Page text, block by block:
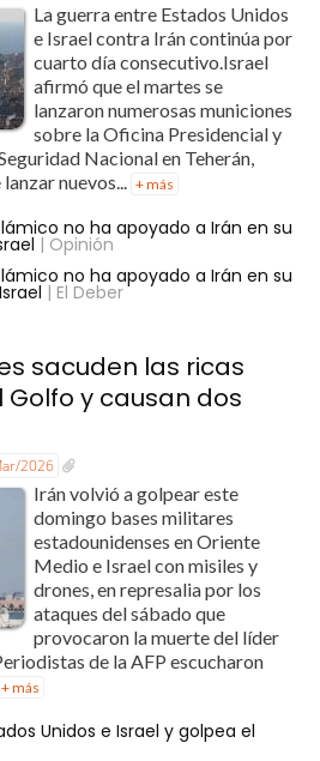
La guerra entre Estados Unidos
e Israel contra Irán continúa por
cuarto día consecutivo.Israel
afirmó que el martes se
lanzaron numerosas municiones
sobre la Oficina Presidencial y
Nacional en Teherán,
nuevos...
+ más
no ha apoyado a Irán en su
| Opinión
no ha apoyado a Irán en su
| El Deber
sacuden las ricas
y causan dos
2026
Irán volvió a golpear este
domingo bases militares
estadounidenses en Oriente
Medio e Israel con misiles y
drones, en represalia por los
ataques del sábado que
provocaron la muerte del líder
de la AFP escucharon
+ más
Unidos e Israel y golpea el